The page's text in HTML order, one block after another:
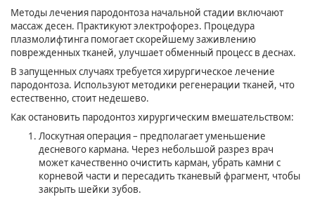
Методы лечения пародонтоза начальной стадии включают
массаж десен. Практикуют электрофорез. Процедура
плазмолифтинга помогает скорейшему заживлению
поврежденных тканей, улучшает обменный процесс в деснах.
В запущенных случаях требуется хирургическое лечение
пародонтоза. Используют методики регенерации тканей, что
естественно, стоит недешево.
Как остановить пародонтоз хирургическим вмешательством:
Лоскутная операция – предполагает уменьшение
десневого кармана. Через небольшой разрез врач
может качественно очистить карман, убрать камни с
корневой части и пересадить тканевый фрагмент, чтобы
закрыть шейки зубов.